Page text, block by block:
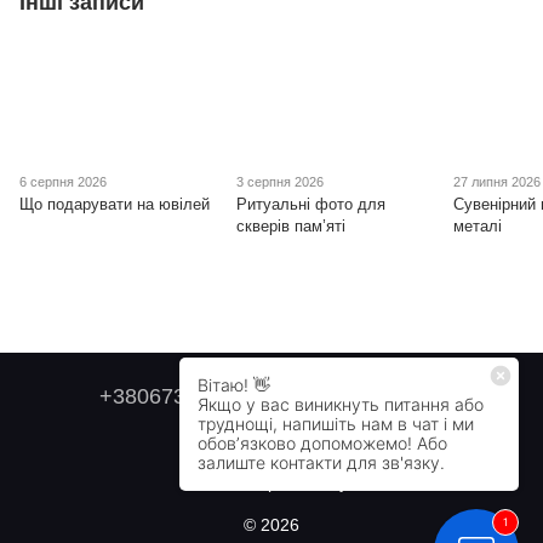
6 серпня 2026
Що подарувати на ювілей
3 серпня 2026
Ритуальні фото для
скверів пам’яті
27 липня 2026
Сувенірний
металі
+380673179749 +380505478711
Контактна інформація
© 2026